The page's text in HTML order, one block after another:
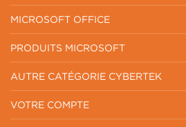
MICROSOFT OFFICE
PRODUITS MICROSOFT
AUTRE CATÉGORIE CYBERTEK
VOTRE COMPTE